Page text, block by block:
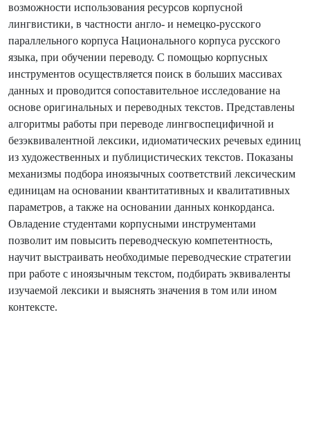
возможности использования ресурсов корпусной
лингвистики, в частности англо- и немецко-русского
параллельного корпуса Национального корпуса русского
языка, при обучении переводу. С помощью корпусных
инструментов осуществляется поиск в больших массивах
данных и проводится сопоставительное исследование на
основе оригинальных и переводных текстов. Представлены
алгоритмы работы при переводе лингвоспецифичной и
безэквивалентной лексики, идиоматических речевых единиц
из художественных и публицистических текстов. Показаны
механизмы подбора иноязычных соответствий лексическим
единицам на основании квантитативных и квалитативных
параметров, а также на основании данных конкорданса.
Овладение студентами корпусными инструментами
позволит им повысить переводческую компетентность,
научит выстраивать необходимые переводческие стратегии
при работе с иноязычным текстом, подбирать эквиваленты
изучаемой лексики и выяснять значения в том или ином
контексте.